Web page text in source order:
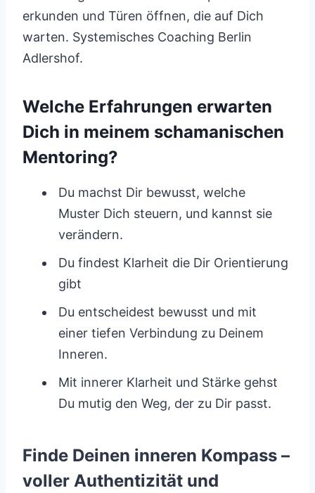
erkunden und Türen öffnen, die auf Dich
warten. Systemisches Coaching Berlin
Adlershof.
Welche Erfahrungen erwarten
Dich in meinem schamanischen
Mentoring?
Du machst Dir bewusst, welche
Muster Dich steuern, und kannst sie
verändern.
Du findest Klarheit die Dir Orientierung
gibt
Du entscheidest bewusst und mit
einer tiefen Verbindung zu Deinem
Inneren.
Mit innerer Klarheit und Stärke gehst
Du mutig den Weg, der zu Dir passt.
Finde Deinen inneren Kompass –
voller Authentizität und